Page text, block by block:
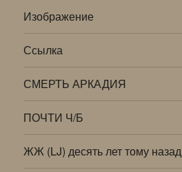
Изображение
Ссылка
СМЕРТЬ АРКАДИЯ
ПОЧТИ Ч/Б
ЖЖ (LJ) десять лет тому назад